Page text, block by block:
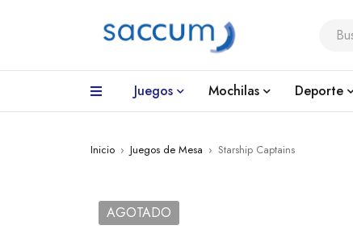
Juegos Mochilas Deporte
Inicio › Juegos de Mesa › Starship Captains
AGOTADO